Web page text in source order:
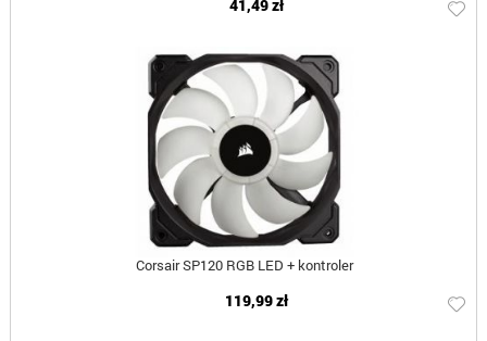
41,49 zł
Corsair SP120 RGB LED + kontroler
119,99 zł